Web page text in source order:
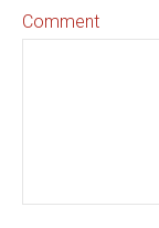
Comment